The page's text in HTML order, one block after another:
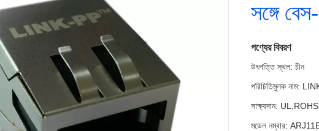
সঙ্গে
পণ্যের বিবরণ
উৎপত্তি স্থল: চীন
পরিচিতিমুলক নাম:
সাক্ষ্যদান:
মডেল নম্বার: